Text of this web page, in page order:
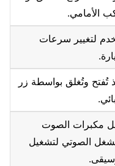
الأمامي.
لتغيير سرعات
تُفتح وتُغلق بواسطة زر
مكبرات الصوت
الصوتي لتشغيل